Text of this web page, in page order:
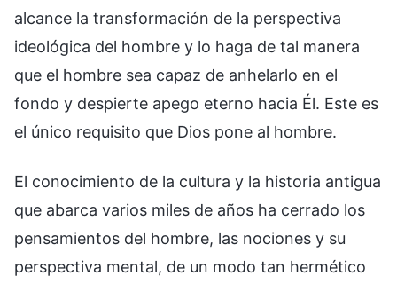
alcance la transformación de la perspectiva
ideológica del hombre y lo haga de tal manera
que el hombre sea capaz de anhelarlo en el
fondo y despierte apego eterno hacia Él. Este es
el único requisito que Dios pone al hombre.
El conocimiento de la cultura y la historia antigua
que abarca varios miles de años ha cerrado los
pensamientos del hombre, las nociones y su
perspectiva mental, de un modo tan hermético